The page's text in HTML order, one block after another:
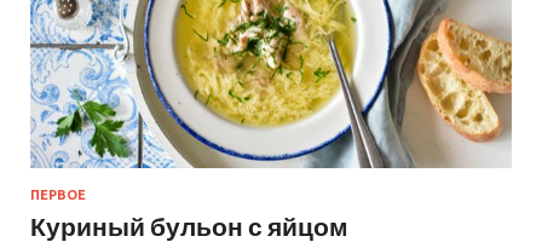
ПЕРВОЕ
Куриный бульон с яйцом